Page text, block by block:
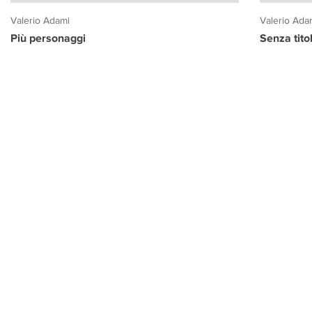
Valerio Adami
Più personaggi
Valerio
Senza